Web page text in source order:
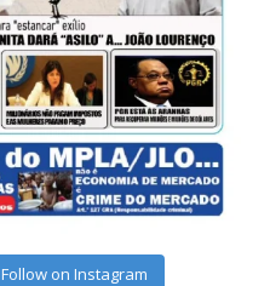
Follow on Instagram